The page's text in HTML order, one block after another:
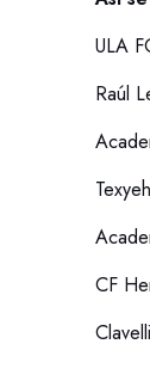
ULA
Raúl
CF